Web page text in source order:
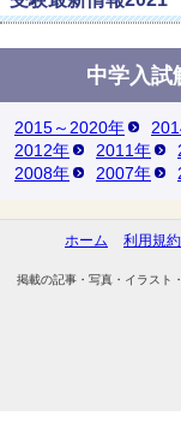
中学入試
2015～2020年
2012年
2011年
2008年
2007年
ホーム 利用規約
掲載の記事・写真・イラスト